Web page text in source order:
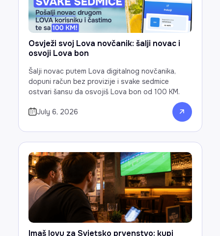
Osvježi svoj Lova novčanik: šalji novac i
osvoji Lova bon
Šalji novac putem Lova digitalnog novčanika,
dopuni račun bez provizije i svake sedmice
ostvari šansu da osvojiš Lova bon od 100 KM.
July 6, 2026
Imaš lovu za Svjetsko prvenstvo: kupi